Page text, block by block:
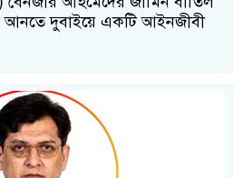
আনতে দুবাইয়ে একটি আইনজীবী